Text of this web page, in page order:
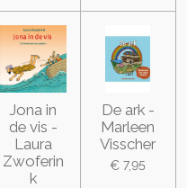
Jona in
de vis -
Laura
Zwoferin
k
De ark -
Marleen
Visscher
€ 7,95